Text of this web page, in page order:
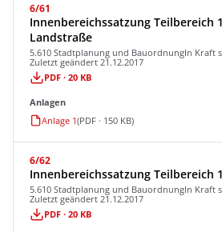
6/61
Innenbereichssatzung Teilbereich
Landstraße
5.610 Stadtplanung und BauordnungIn Kraft
Zuletzt geändert 21.12.2017
PDF · 20 KB
Anlagen
Anlage 1(PDF · 150 KB)
6/62
Innenbereichssatzung Teilbereich
5.610 Stadtplanung und BauordnungIn Kraft
Zuletzt geändert 21.12.2017
PDF · 20 KB